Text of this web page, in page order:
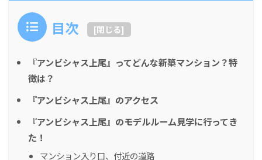
目次 [閉じる]
『アンビシャス上尾』ってどんな新築マンション？特
徴は？
『アンビシャス上尾』のアクセス
『アンビシャス上尾』のモデルルーム見学に行ってき
た！
マンション入り口、付近の道路